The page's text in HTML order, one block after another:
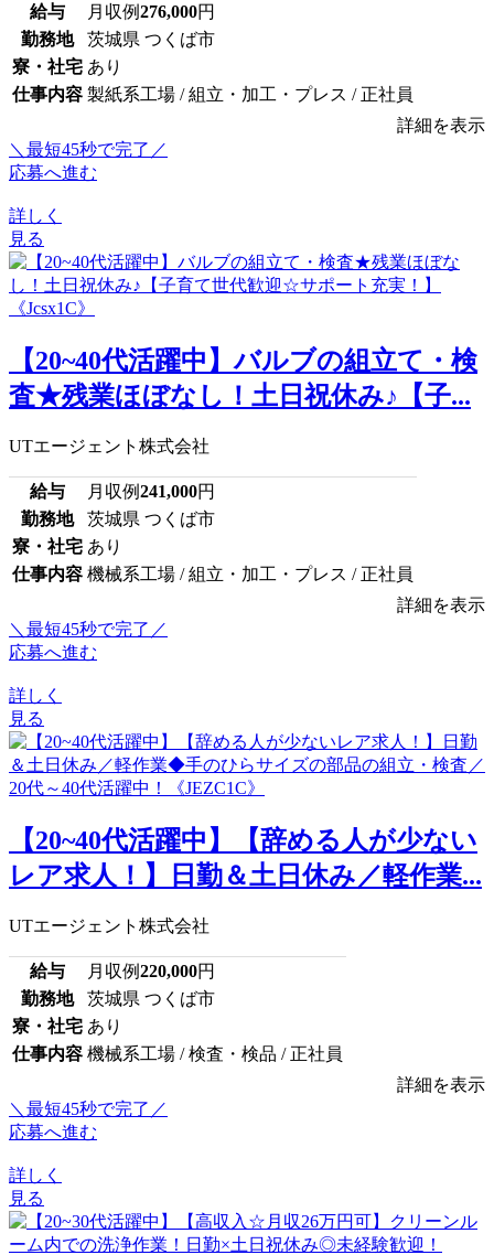
給与 月収例276,000円
勤務地
茨城県 つくば市
寮・社宅 あり
仕事内容 製紙系工場 / 組立・加工・プレス / 正社員
詳細を表示
＼最短45秒で完了／
応募へ進む
詳しく
見る
【20~40代活躍中】バルブの組立て・検
査★残業ほぼなし！土日祝休み♪【子...
UTエージェント株式会社
給与 月収例241,000円
勤務地
茨城県 つくば市
寮・社宅 あり
仕事内容 機械系工場 / 組立・加工・プレス / 正社員
詳細を表示
＼最短45秒で完了／
応募へ進む
詳しく
見る
【20~40代活躍中】【辞める人が少ない
レア求人！】日勤＆土日休み／軽作業...
UTエージェント株式会社
給与 月収例220,000円
勤務地
茨城県 つくば市
寮・社宅 あり
仕事内容 機械系工場 / 検査・検品 / 正社員
詳細を表示
＼最短45秒で完了／
応募へ進む
詳しく
見る